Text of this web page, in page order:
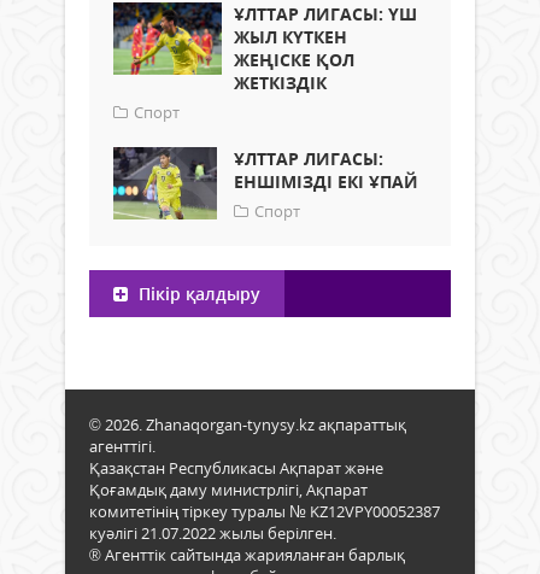
ҰЛТТАР ЛИГАСЫ: ҮШ
ЖЫЛ КҮТКЕН
ЖЕҢІСКЕ ҚОЛ
ЖЕТКІЗДІК
Спорт
ҰЛТТАР ЛИГАСЫ:
ЕНШІМІЗДІ ЕКІ ҰПАЙ
Спорт
Пікір қалдыру
© 2026. Zhanaqorgan-tynysy.kz ақпараттық
агенттігі.
Қазақстан Республикасы Ақпарат және
Қоғамдық даму министрлігі, Ақпарат
комитетінің тіркеу туралы № KZ12VPY00052387
куәлігі 21.07.2022 жылы берілген.
® Агенттік сайтында жарияланған барлық